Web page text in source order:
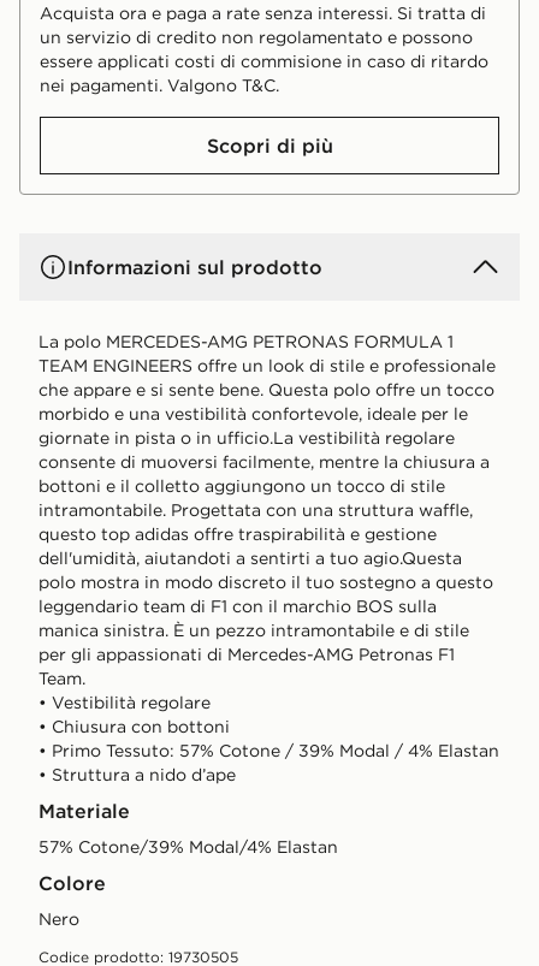
Acquista ora e paga a rate senza interessi. Si tratta di
un servizio di credito non regolamentato e possono
essere applicati costi di commisione in caso di ritardo
nei pagamenti. Valgono T&C.
Scopri di più
Informazioni sul prodotto
La polo MERCEDES-AMG PETRONAS FORMULA 1
TEAM ENGINEERS offre un look di stile e professionale
che appare e si sente bene. Questa polo offre un tocco
morbido e una vestibilità confortevole, ideale per le
giornate in pista o in ufficio.La vestibilità regolare
consente di muoversi facilmente, mentre la chiusura a
bottoni e il colletto aggiungono un tocco di stile
intramontabile. Progettata con una struttura waffle,
questo top adidas offre traspirabilità e gestione
dell'umidità, aiutandoti a sentirti a tuo agio.Questa
polo mostra in modo discreto il tuo sostegno a questo
leggendario team di F1 con il marchio BOS sulla
manica sinistra. È un pezzo intramontabile e di stile
per gli appassionati di Mercedes-AMG Petronas F1
Team.
• Vestibilità regolare
• Chiusura con bottoni
• Primo Tessuto: 57% Cotone / 39% Modal / 4% Elastan
• Struttura a nido d’ape
Materiale
57% Cotone/39% Modal/4% Elastan
Colore
nero
Codice prodotto: 19730505